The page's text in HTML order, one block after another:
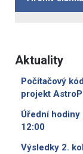
Aktuality
Počítačový
projekt
Úřední
12:00
Výsledky 2.